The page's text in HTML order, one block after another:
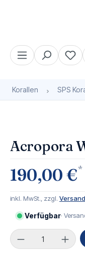
Korallen SPS
Acropora
190,00 €*
inkl. MwSt., zzgl. Versand
Verfügbar·
Produkt